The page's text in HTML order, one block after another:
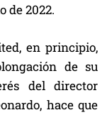
de 2022.
en principio,
de su
del director
hace que